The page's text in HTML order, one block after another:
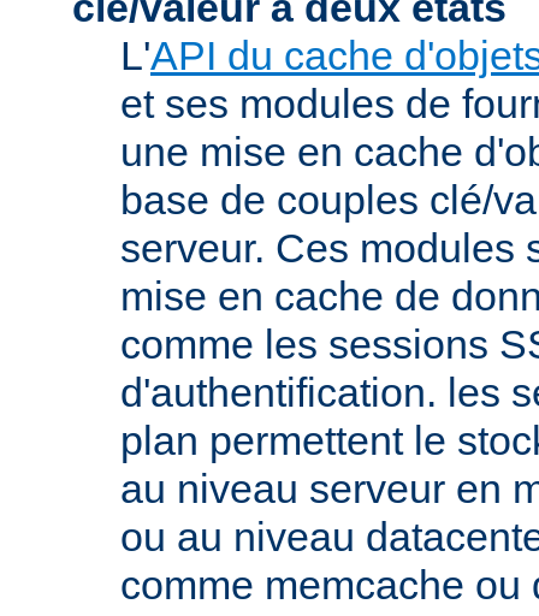
L'API du cache
et ses modules de
une mise en cache
base de couples clé/
serveur. Ces modules
mise en cache de
comme les sessions
d'authentification. les
plan permettent le
au niveau serveur en
ou au niveau
comme memcache ou